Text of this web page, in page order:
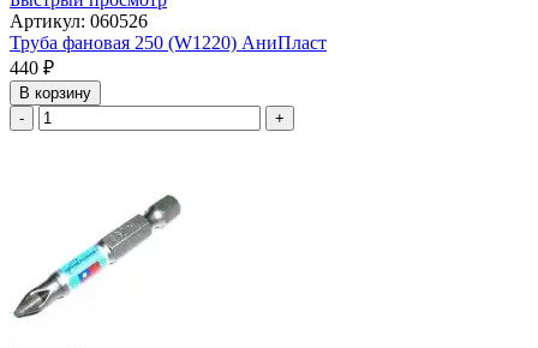
Артикул: 060526
Труба фановая 250 (W1220) АниПласт
440 ₽
В корзину
-
+